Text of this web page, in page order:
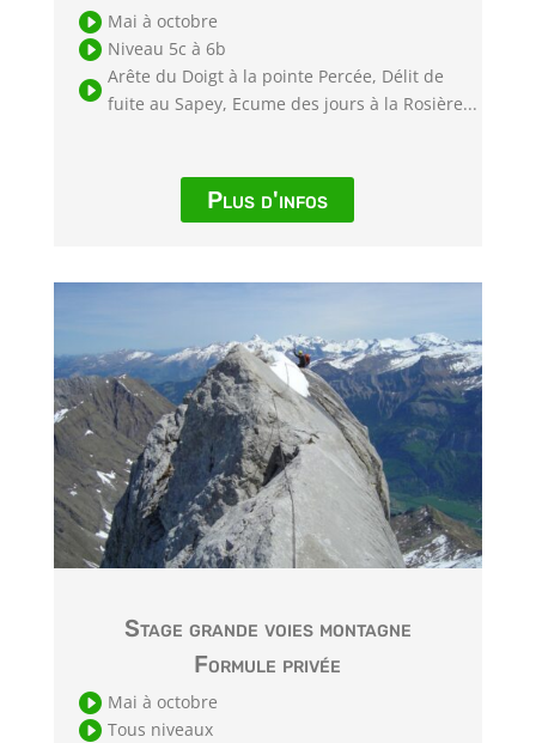
 Mai à octobre
 Niveau 5c à 6b

Arête du Doigt à la pointe Percée, Délit de
fuite au Sapey, Ecume des jours à la Rosière...
Plus d'infos
Stage grande voies montagne
Formule privée
 Mai à octobre
 Tous niveaux